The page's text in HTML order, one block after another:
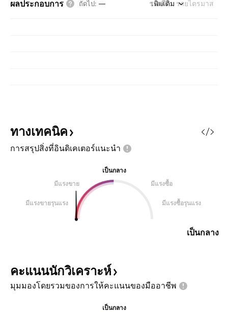
ผลประกอบการ ถัดไป: — รายปี รายไตรมาส
เพิ่มเติม
ทางเทคนิค
การสรุปสิ่งที่อินดิเคเตอร์แนะนำ
เป็นกลาง
มีแรงขาย
มีแรงซื้อ
มีแรงขายรุนแรง มีแรงซื้อรุนแรง
เป็นกลาง
คะแนนนักวิเคราะห์
มุมมองโดยรวมของการให้คะแนนของมืออาชีพ
เป็นกลาง